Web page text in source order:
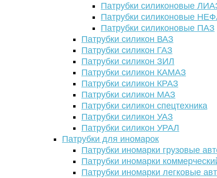
Патрубки силиконовые
Патрубки силиконовые
Патрубки силиконовые ПАЗ
Патрубки силикон ВАЗ
Патрубки силикон ГАЗ
Патрубки силикон ЗИЛ
Патрубки силикон КАМАЗ
Патрубки силикон КРАЗ
Патрубки силикон МАЗ
Патрубки силикон спецтехника
Патрубки силикон УАЗ
Патрубки силикон УРАЛ
Патрубки для иномарок
Патрубки иномарки грузовые
Патрубки иномарки
Патрубки иномарки легковые